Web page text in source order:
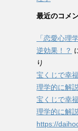
最近のコメ
「恋愛心
逆効果！？
り
宝くじで幸
理学的に解説
宝くじで幸
理学的に解説
https://